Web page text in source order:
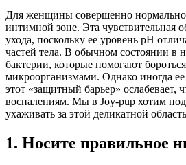
Для женщины совершенно нормально
интимной зоне. Эта чувствительная
ухода, поскольку ее уровень pH
частей тела. В обычном состоянии в
бактерии, которые помогают
микроорганизмами. Однако иногда
этот «защитный барьер» ослабевает,
воспалениям. Мы в Joy-pup хотим
ухаживать за этой деликатной
1. Носите правильное